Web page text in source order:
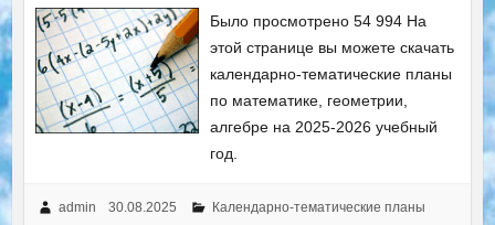
Было просмотрено 54 994 На
этой странице вы можете скачать
календарно-тематические планы
по математике, геометрии,
алгебре на 2025-2026 учебный
год.
admin 30.08.2025
Календарно-тематические планы